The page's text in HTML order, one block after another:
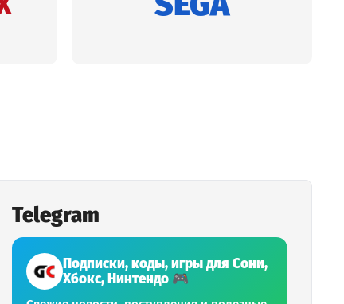
Telegram
Подписки, коды, игры для Сони,
Xбокс, Нинтендо 🎮